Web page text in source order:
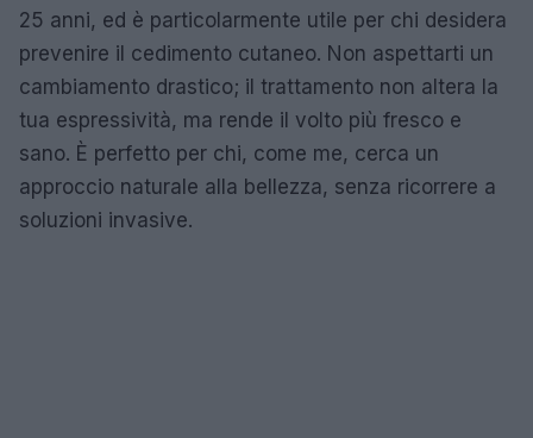
25 anni, ed è particolarmente utile per chi desidera
prevenire il cedimento cutaneo. Non aspettarti un
cambiamento drastico; il trattamento non altera la
tua espressività, ma rende il volto più fresco e
sano. È perfetto per chi, come me, cerca un
approccio naturale alla bellezza, senza ricorrere a
soluzioni invasive.